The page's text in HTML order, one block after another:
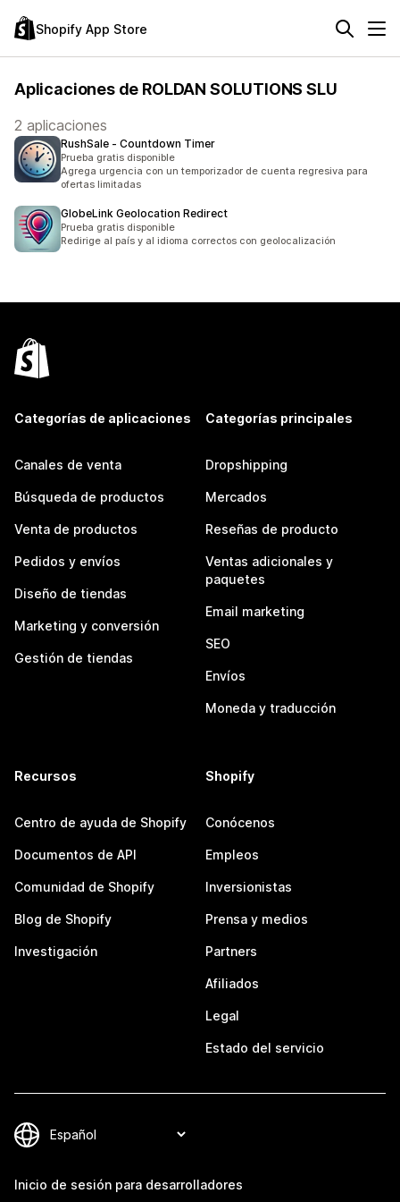
Shopify App Store
Aplicaciones de ROLDAN SOLUTIONS SLU
2 aplicaciones
RushSale ‑ Countdown Timer
Prueba gratis disponible
Agrega urgencia con un temporizador de cuenta regresiva para
ofertas limitadas
GlobeLink Geolocation Redirect
Prueba gratis disponible
Redirige al país y al idioma correctos con geolocalización
Categorías de aplicaciones
Canales de venta
Búsqueda de productos
Venta de productos
Pedidos y envíos
Diseño de tiendas
Marketing y conversión
Gestión de tiendas
Categorías principales
Dropshipping
Mercados
Reseñas de producto
Ventas adicionales y
paquetes
Email marketing
SEO
Envíos
Moneda y traducción
Recursos
Centro de ayuda de Shopify
Documentos de API
Comunidad de Shopify
Blog de Shopify
Investigación
Shopify
Conócenos
Empleos
Inversionistas
Prensa y medios
Partners
Afiliados
Legal
Estado del servicio
Inicio de sesión para desarrolladores